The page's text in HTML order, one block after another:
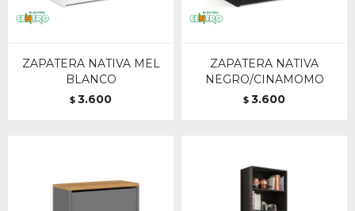
ZAPATERA NATIVA MEL
BLANCO
$ 3.600
ZAPATERA NATIVA
NEGRO/CINAMOMO
$ 3.600